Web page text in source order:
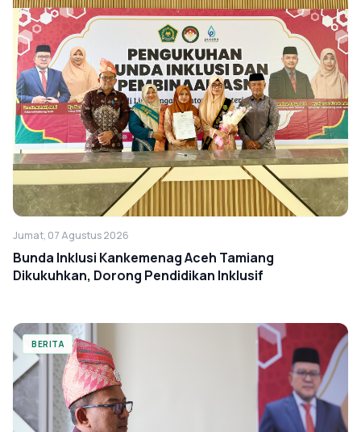
Jumat, 07 Agustus 2026
Bunda Inklusi Kankemenag Aceh Tamiang
Dikukuhkan, Dorong Pendidikan Inklusif
BERITA